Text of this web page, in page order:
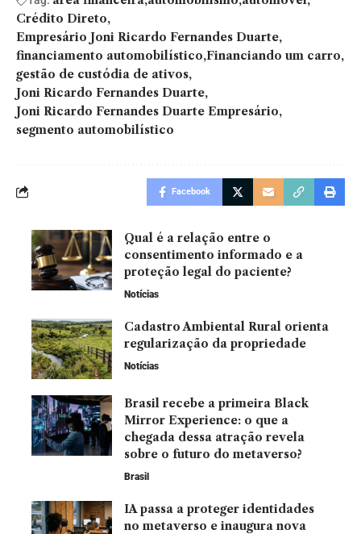
Crédito Direto
Empresário Joni Ricardo Fernandes Duarte
financiamento automobilístico Financiando um carro
gestão de custódia de ativos
Joni Ricardo Fernandes Duarte
Joni Ricardo Fernandes Duarte Empresário
segmento automobilístico
Facebook
Qual é a relação entre o
consentimento informado e a
proteção legal do paciente?
Notícias
Cadastro Ambiental Rural orienta
regularização da propriedade
Notícias
Brasil recebe a primeira Black
Mirror Experience: o que a
chegada dessa atração revela
sobre o futuro do metaverso?
Brasil
IA passa a proteger identidades
no metaverso e inaugura nova